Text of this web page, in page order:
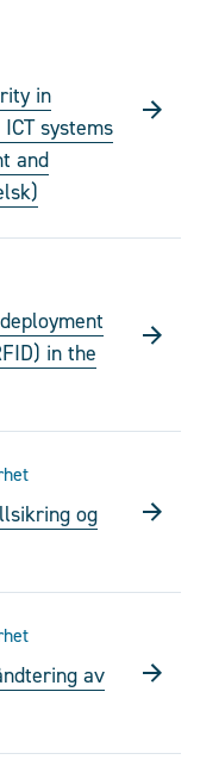
in
systems
and
in the
og
av